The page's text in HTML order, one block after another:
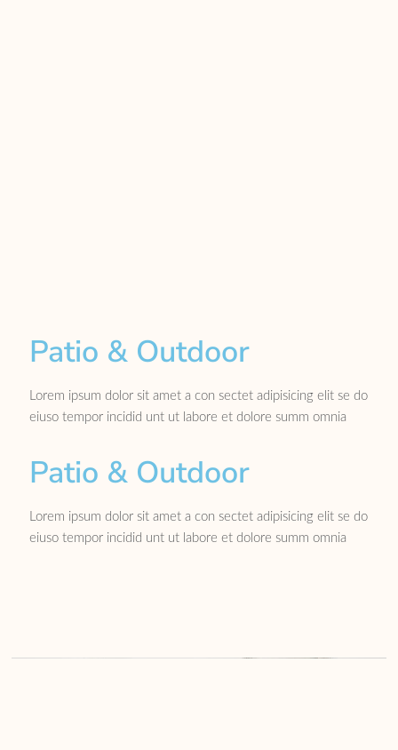
Patio & Outdoor
Lorem ipsum dolor sit amet a con sectet adipisicing elit se do
eiuso tempor incidid unt ut labore et dolore summ omnia
Patio & Outdoor
Lorem ipsum dolor sit amet a con sectet adipisicing elit se do
eiuso tempor incidid unt ut labore et dolore summ omnia